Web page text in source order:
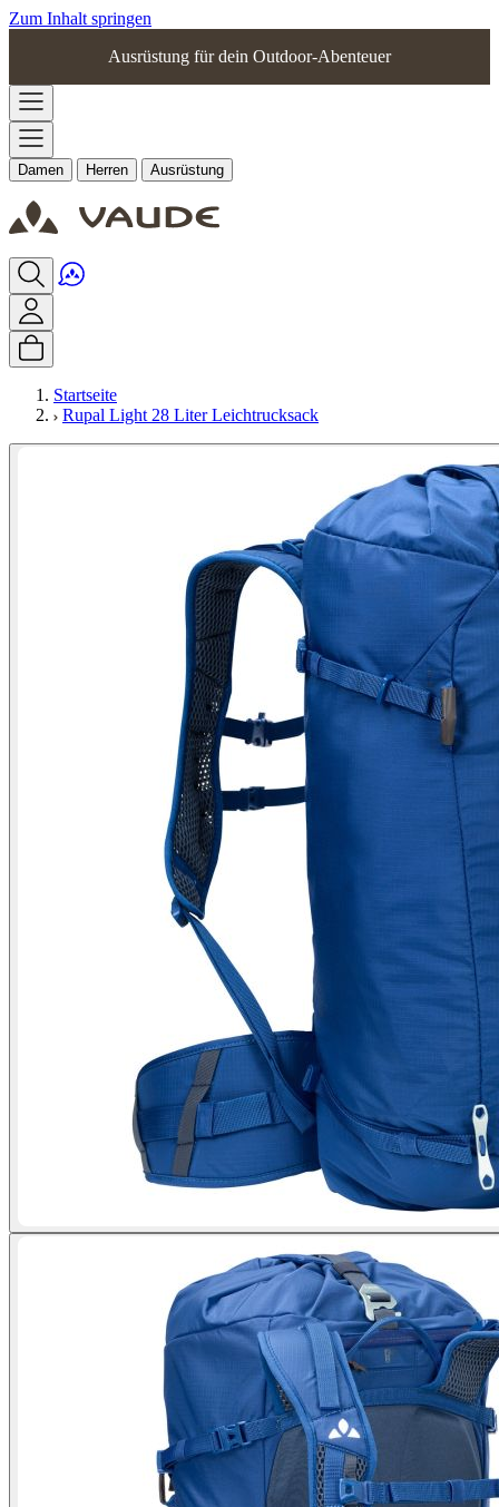
Zum Inhalt springen
Ausrüstung für dein Outdoor-Abenteuer
Damen Herren Ausrüstung
Startseite
Rupal Light 28 Liter Leichtrucksack